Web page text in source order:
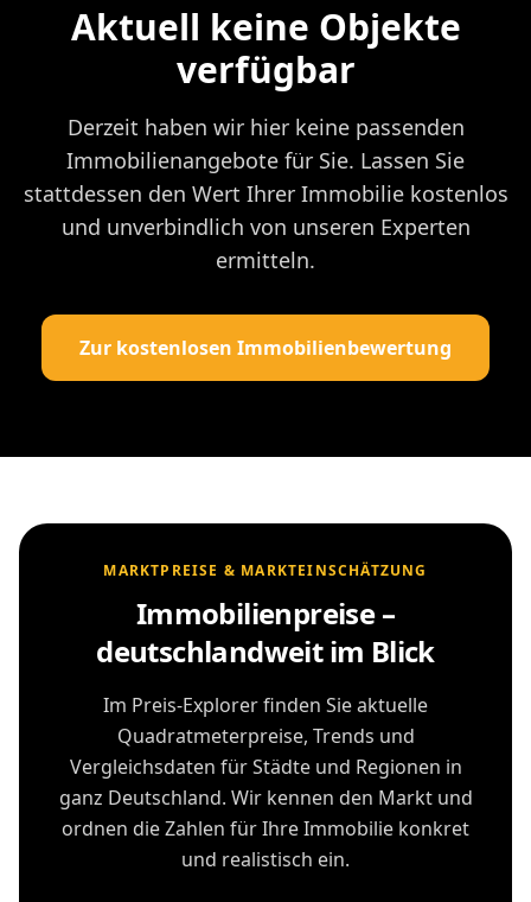
Aktuell keine Objekte
verfügbar
Derzeit haben wir hier keine passenden
Immobilienangebote für Sie. Lassen Sie
stattdessen den Wert Ihrer Immobilie kostenlos
und unverbindlich von unseren Experten
ermitteln.
Zur kostenlosen Immobilienbewertung
MARKTPREISE & MARKTEINSCHÄTZUNG
Immobilienpreise –
deutschlandweit im Blick
Im Preis-Explorer finden Sie aktuelle
Quadratmeterpreise, Trends und
Vergleichsdaten für Städte und Regionen in
ganz Deutschland. Wir kennen den Markt und
ordnen die Zahlen für Ihre Immobilie konkret
und realistisch ein.